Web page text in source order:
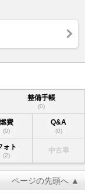
整備手帳
(0)
燃費
(0)
Q&A
(0)
ォト
(2)
中古車
ページの先頭へ ▲